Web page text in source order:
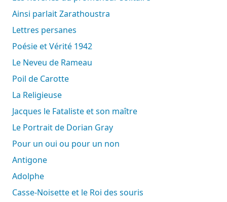
Ainsi parlait Zarathoustra
Lettres persanes
Poésie et Vérité 1942
Le Neveu de Rameau
Poil de Carotte
La Religieuse
Jacques le Fataliste et son maître
Le Portrait de Dorian Gray
Pour un oui ou pour un non
Antigone
Adolphe
Casse-Noisette et le Roi des souris